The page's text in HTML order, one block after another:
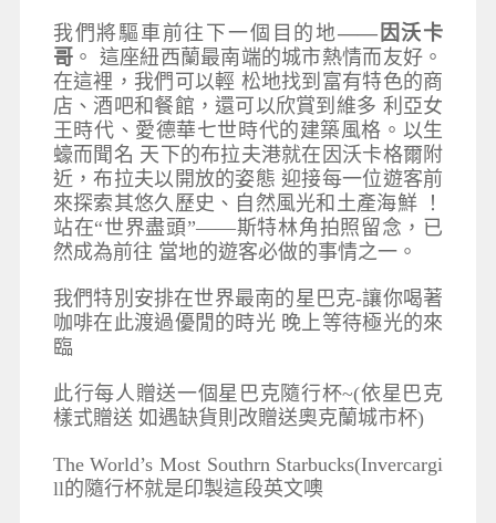
我們將驅車前往下一個目的地——因沃卡
哥 。 這座紐西蘭最南端的城市熱情而友好。
在這裡，我們可以輕 松地找到富有特色的商
店、酒吧和餐館，還可以欣賞到維多 利亞女
王時代、愛德華七世時代的建築風格。以生
蠔而聞名 天下的布拉夫港就在因沃卡格爾附
近，布拉夫以開放的姿態 迎接每一位遊客前
來探索其悠久歷史、自然風光和土產海鮮 ！
站在“世界盡頭”——斯特林角拍照留念，已
然成為前往 當地的遊客必做的事情之一。
我們特別安排在世界最南的星巴克-讓你喝著
咖啡在此渡過優閒的時光 晚上等待極光的來
臨
此行每人贈送一個星巴克隨行杯~(依星巴克
樣式贈送 如遇缺貨則改贈送奧克蘭城市杯)
The World’s Most Southrn Starbucks(Invercargi
ll的隨行杯就是印製這段英文噢